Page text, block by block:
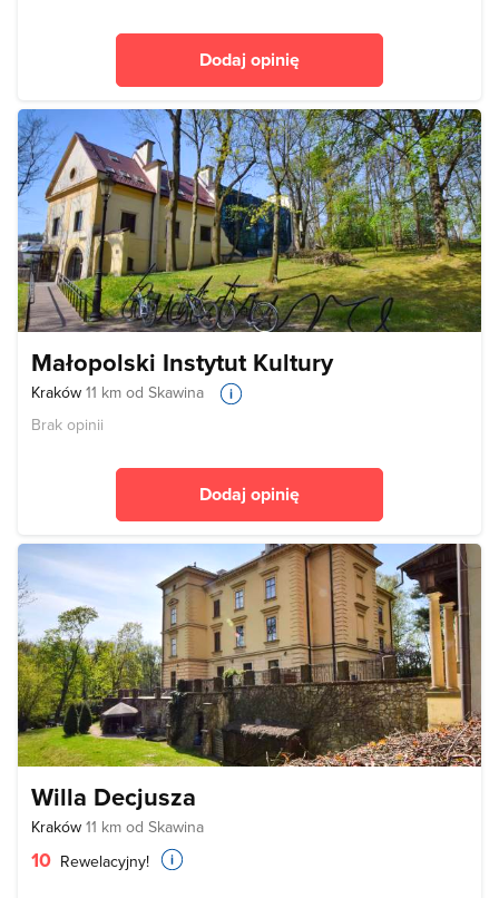
Dodaj opinię
Małopolski Instytut Kultury
Kraków 11 km od Skawina
Brak opinii
Dodaj opinię
Willa Decjusza
Kraków 11 km od Skawina
10 Rewelacyjny!